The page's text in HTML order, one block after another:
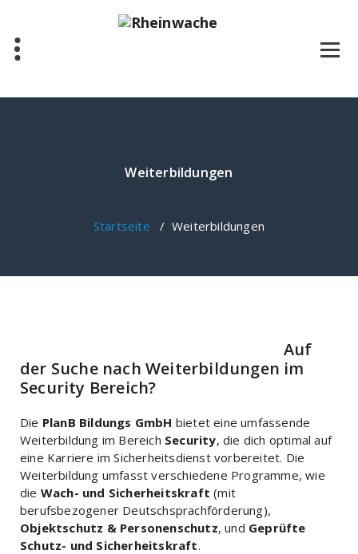
Weiterbildungen
Startseite /Weiterbildungen
Auf
der Suche nach Weiterbildungen im
Security Bereich?
Die PlanB Bildungs GmbH bietet eine umfassende
Weiterbildung im Bereich Security, die dich optimal auf
eine Karriere im Sicherheitsdienst vorbereitet. Die
Weiterbildung umfasst verschiedene Programme, wie
die Wach- und Sicherheitskraft (mit
berufsbezogener Deutschsprachförderung),
Objektschutz & Personenschutz, und Geprüfte
Schutz- und Sicherheitskraft.